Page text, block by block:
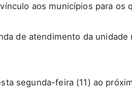
aos municípios para os
de atendimento da unidade
segunda-feira (11) ao